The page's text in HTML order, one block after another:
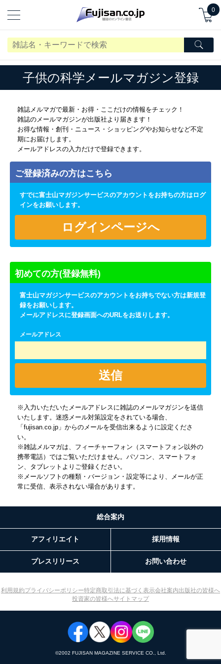
0
子供の科学メールマガジン登録
雑誌メルマガで最新・お得・ここだけの情報をチェック！
雑誌のメールマガジンが出版社より届きます！
お得な情報・創刊・ニュース・ショッピングやお知らせなど不定
期にお届けします。
メールアドレスの入力だけで登録できます。
ご登録済みの方はこちら
すでに富士山マガジンサービスのアカウントをお持ちの方はログ
インをお願いします。
初めての方(登録無料)
富士山マガジンサービスのアカウントをお持ちでない方は新規登
録をお願いします。
メールアドレスに登録画面へのURLをお送りします。
メールアドレス
送信
※入力いただいたメールアドレスに雑誌のメールマガジンを送信
いたします。迷惑メール対策設定をされている場合、
「fujisan.co.jp」からのメールを受信出来るように設定くださ
い。
※雑誌メルマガは、フィーチャーフォン（スマートフォン以外の
携帯電話）ではご覧いただけません。パソコン、スマートフォ
ン、タブレットよりご登録ください。
※メールソフトの種類・バージョン・設定等により、メールが正
常に受信、表示されない場合があります。
総合案内
アフィリエイト 採用情報
プレスリリース お問い合わせ
利用規約プライバシーポリシー特定商取引法に基づく表示会社案内出版社の皆様へ
投資家の皆様へサイトマップ
©︎2002 FUJISAN MAGAZINE SERVICE CO., Ltd.